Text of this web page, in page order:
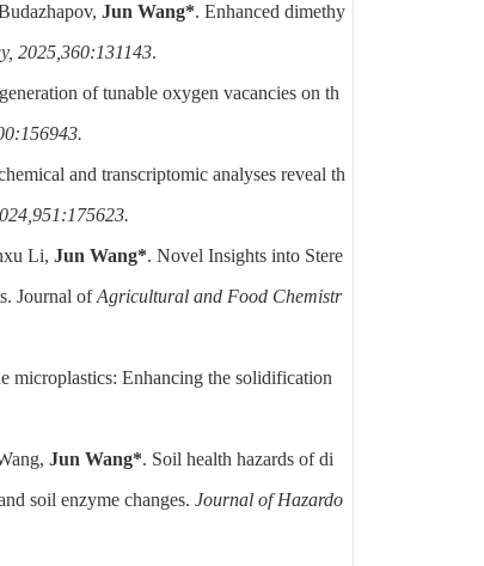
Jun Wang*. Enhanced dimethy
2025,360:131143.
of tunable oxygen vacancies on th
and transcriptomic analyses reveal th
Li, Jun Wang*. Novel Insights into Stere
Journal ofAgricultural and Food Chemistr
microplastics: Enhancing the solidification
Jun Wang*. Soil health hazards of di
soil enzyme changes. Journal of Hazardo